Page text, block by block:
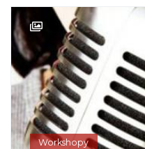
Workshopy